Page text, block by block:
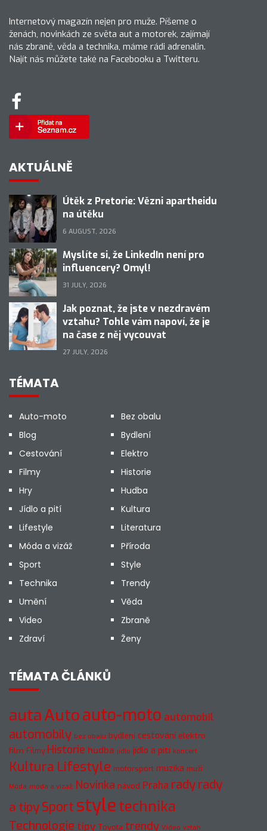
Internetový magazín nejen pro muže. Píšeme o
ženách, novinkách ze světa aut a motorek, zajímají
nás zbraně, věda a technika, máme rádi adrenalin.
Najít nás můžete také na Facebooku a Twitteru.
AKTUÁLNĚ
Útěk z Pretorie: Vězni apartheidu
na útěku
6 AUGUST, 2026
Myslíte si, že LinkedIn není pro
influencery? Omyl!
31 JULY, 2026
Jak poznat, že jste v nezdravém
vztahu? Tohle vám napoví, že je
na čase z něj vycouvat
27 JULY, 2026
TÉMATA
Auto-moto
Bez obalu
Blog
Bydlení
Cestování
Elektro
Filmy
Historie
Hry
Hudba
Jídlo a pití
Kultura
Lifestyle
Literatura
Móda a vizáž
Příroda
Sport
Style
Technika
Trendy
Umění
Věda
Video
Zbraně
Zdraví
Ženy
TÉMATA ČLÁNKŮ
autaAutoauto-moto automobil
automobily bez obalu bydlení cestování elektro
film Filmy Historie hudba jídlo jídlo a pití koncert
Kultura Lifestyle motorsport muzika muži
Móda móda a vizáž Novinka návod Praha radyrady
a tipySport styletechnika
Technologie tipy Toyota trendy Video vztah